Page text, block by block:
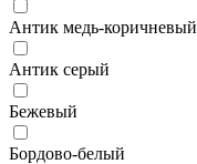
Антик медь-коричневый
Антик серый
Бежевый
Бордово-белый